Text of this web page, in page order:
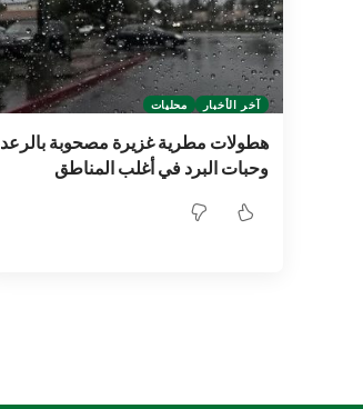
آخر الأخبار محليات
هطولات مطرية غزيرة مصحوبة بالرعد
وحبات البرد في أغلب المناطق